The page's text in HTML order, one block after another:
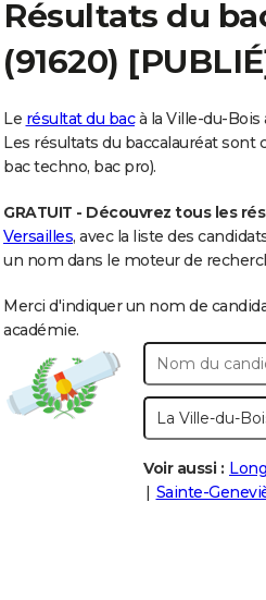
Résultats du
(91620)
Le résultat du bacà la Ville-du-Bois
Les résultats du baccalauréat
bac techno, bac pro).
GRATUIT - Découvrez tous les
Versailles, avec la liste des
un nom dans le moteur de
Merci d'indiquer un nom de
académie.
Voir aussi :
Sainte-